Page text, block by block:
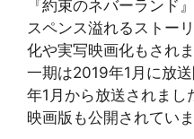
『約束のネバーランド
スペンス溢れるストー
化や実写映画化もされ
一期は2019年1月に放
年1月から放送されま
映画版も公開されていま